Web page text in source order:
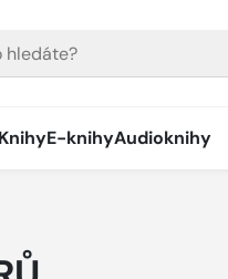
KnihyE-knihyAudioknihy